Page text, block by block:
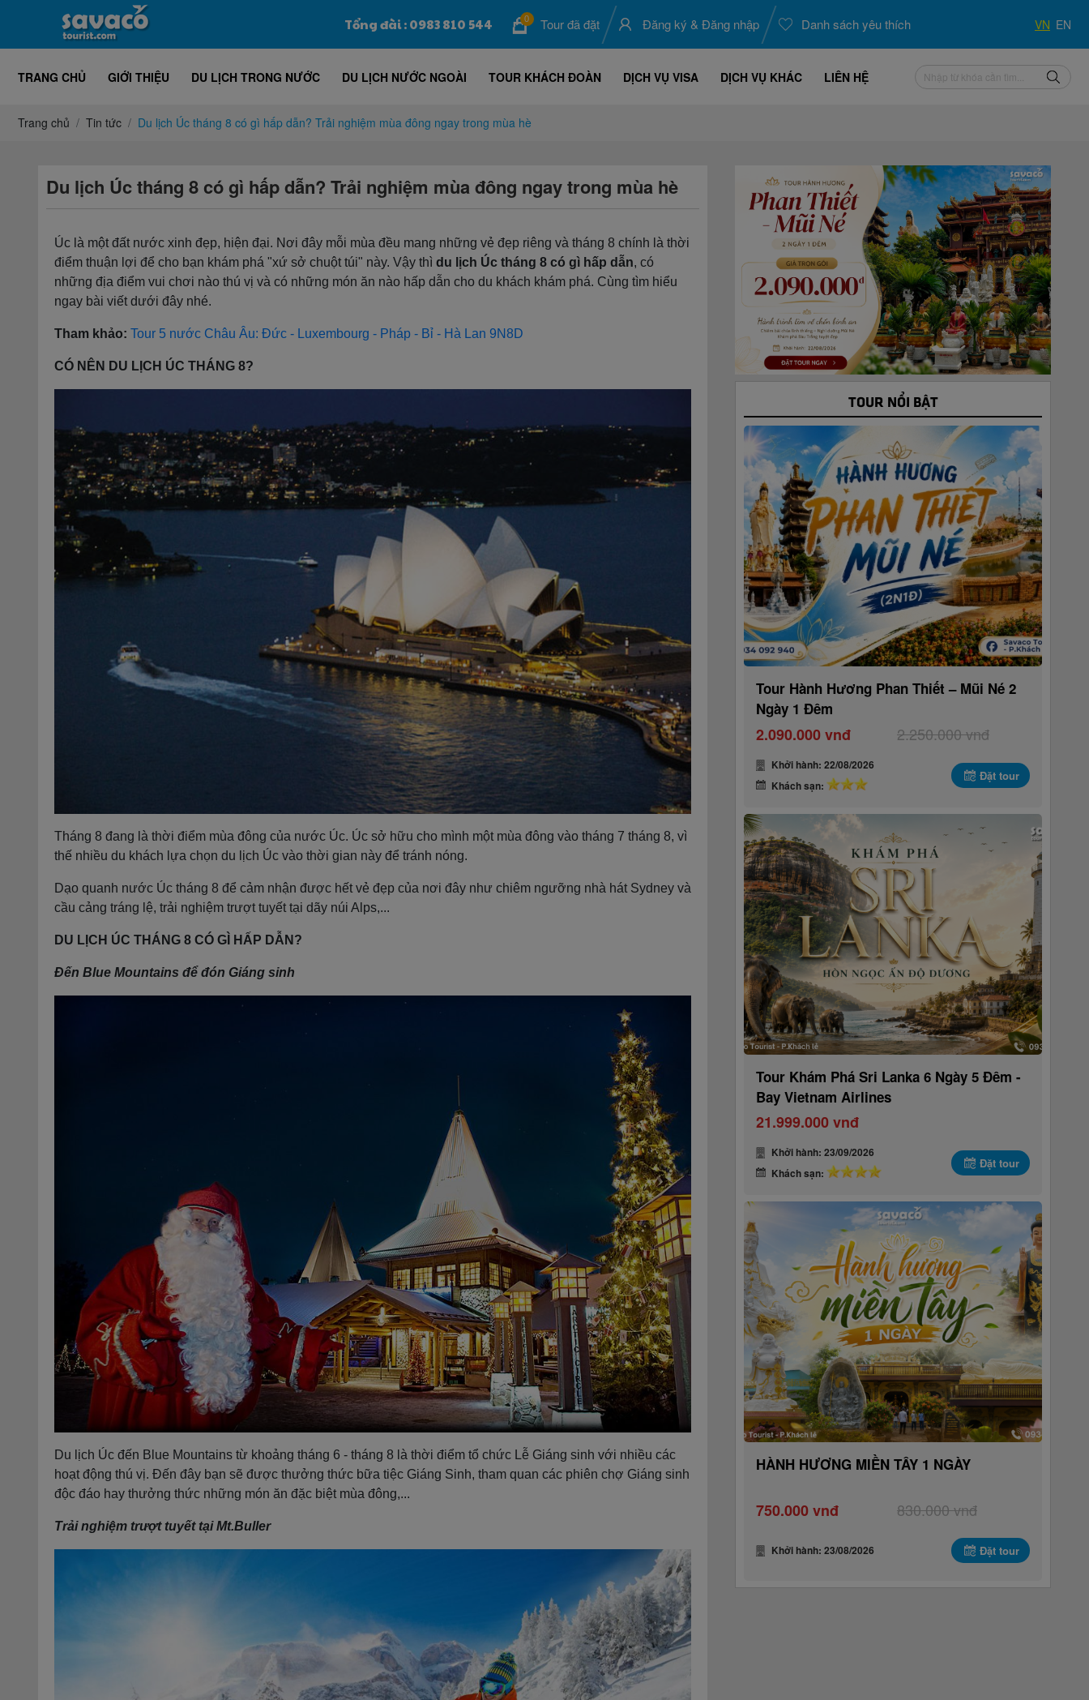
Tổng đài : 0983 810 544 0 Tour đã đặt Đăng ký &Đăng nhập Danh sách yêu thích VN EN
TRANG CHỦ GIỚI THIỆU DU LỊCH TRONG NƯỚC DU LỊCH NƯỚC NGOÀI TOUR KHÁCH ĐOÀN DỊCH VỤ VISA DỊCH VỤ KHÁC LIÊN HỆ
Trang chủ Tin tức Du lịch Úc tháng 8 có gì hấp dẫn? Trải nghiệm mùa đông ngay trong mùa hè
Du lịch Úc tháng 8 có gì hấp dẫn? Trải nghiệm mùa đông ngay trong mùa hè
Úc là một đất nước xinh đẹp, hiện đại. Nơi đây mỗi mùa đều mang những vẻ đẹp riêng và tháng 8 chính là thời
điểm thuận lợi để cho bạn khám phá "xứ sở chuột túi" này. Vậy thì du lịch Úc tháng 8 có gì hấp dẫn, có
những địa điểm vui chơi nào thú vị và có những món ăn nào hấp dẫn cho du khách khám phá. Cùng tìm hiểu
ngay bài viết dưới đây nhé.
Tham khảo: Tour 5 nước Châu Âu: Đức - Luxembourg - Pháp - Bỉ - Hà Lan 9N8D
CÓ NÊN DU LỊCH ÚC THÁNG 8?
Tháng 8 đang là thời điểm mùa đông của nước Úc. Úc sở hữu cho mình một mùa đông vào tháng 7 tháng 8, vì
thế nhiều du khách lựa chọn du lịch Úc vào thời gian này để tránh nóng.
Dạo quanh nước Úc tháng 8 để cảm nhận được hết vẻ đẹp của nơi đây như chiêm ngưỡng nhà hát Sydney và
cầu cảng tráng lệ, trải nghiệm trượt tuyết tại dãy núi Alps,...
DU LỊCH ÚC THÁNG 8 CÓ GÌ HẤP DẪN?
Đến Blue Mountains để đón Giáng sinh
Du lịch Úc đến Blue Mountains từ khoảng tháng 6 - tháng 8 là thời điểm tổ chức Lễ Giáng sinh với nhiều các
hoạt động thú vị. Đến đây bạn sẽ được thưởng thức bữa tiệc Giáng Sinh, tham quan các phiên chợ Giáng sinh
độc đáo hay thưởng thức những món ăn đặc biệt mùa đông,...
Trải nghiệm trượt tuyết tại Mt.Buller
TOUR NỔI BẬT
Tour Hành Hương Phan Thiết – Mũi Né 2
Ngày 1 Đêm
2.090.000 vnđ 2.250.000 vnđ
Khởi hành: 22/08/2026
Khách sạn:
Đặt tour
Tour Khám Phá Sri Lanka 6 Ngày 5 Đêm -
Bay Vietnam Airlines
21.999.000 vnđ
Khởi hành: 23/09/2026
Khách sạn:
Đặt tour
HÀNH HƯƠNG MIỀN TÂY 1 NGÀY
750.000 vnđ 830.000 vnđ
Khởi hành: 23/08/2026 Đặt tour